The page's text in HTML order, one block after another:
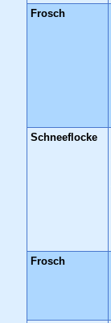
Frosch
Schneeflocke
Frosch